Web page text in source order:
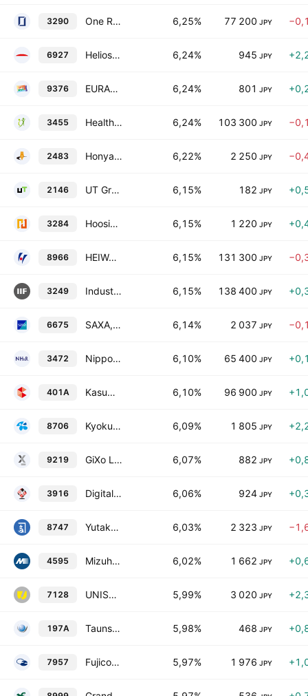
3290 One REIT. Inc. 6,25% 77 200 JPY
6927 Helios Techno Holding Co., Ltd. 6,24% 945 JPY
9376 EURASIA TRAVEL Co., Ltd. 6,24% 801 JPY
3455 Healthcare & Medical Investment Corp 6,24% 103 300 JPY
2483 Honyaku Center Inc. 6,22% 2 250 JPY
2146 UT Group Co.,Ltd. 6,15% 182 JPY
3284 Hoosiers Holdings Co.,Ltd. 6,15% 1 220 JPY
8966 HEIWA REAL ESTATE REIT Inc. 6,15% 131 300 JPY
3249 Industrial & Infrastructure Fund Investment Corporation 6,15% 138 400 JPY
6675 SAXA,Inc. 6,14% 2 037 JPY
3472 Nippon Hotel & Residential Investment Corporation 6,10% 65 400 JPY
401A Kasumigaseki Hotel REIT Investment Corp. 6,10% 96 900 JPY
8706 Kyokuto Securities Co., Ltd. 6,09% 1 805 JPY
9219 GiXo Ltd. 6,07% 882 JPY
3916 Digital Information Technologies Corp. 6,06% 924 JPY
8747 Yutaka Trusty Securities Co., Ltd. 6,03% 2 323 JPY
4595 Mizuho Medy Co., Ltd. 6,02% 1 662 JPY
7128 UNISOL Holdings Corporation 5,99% 3 020 JPY
197A Tauns Laboratories, Inc. 5,98% 468 JPY
7957 Fujicopian Co., Ltd. 5,97% 1 976 JPY